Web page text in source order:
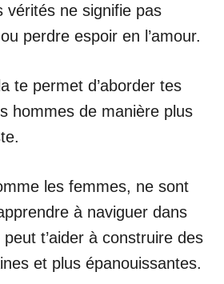
vérités ne signifie pas
perdre espoir en l’amour.
te permet d’aborder tes
hommes de manière plus
les femmes, ne sont
à naviguer dans
t’aider à construire des
et plus épanouissantes.